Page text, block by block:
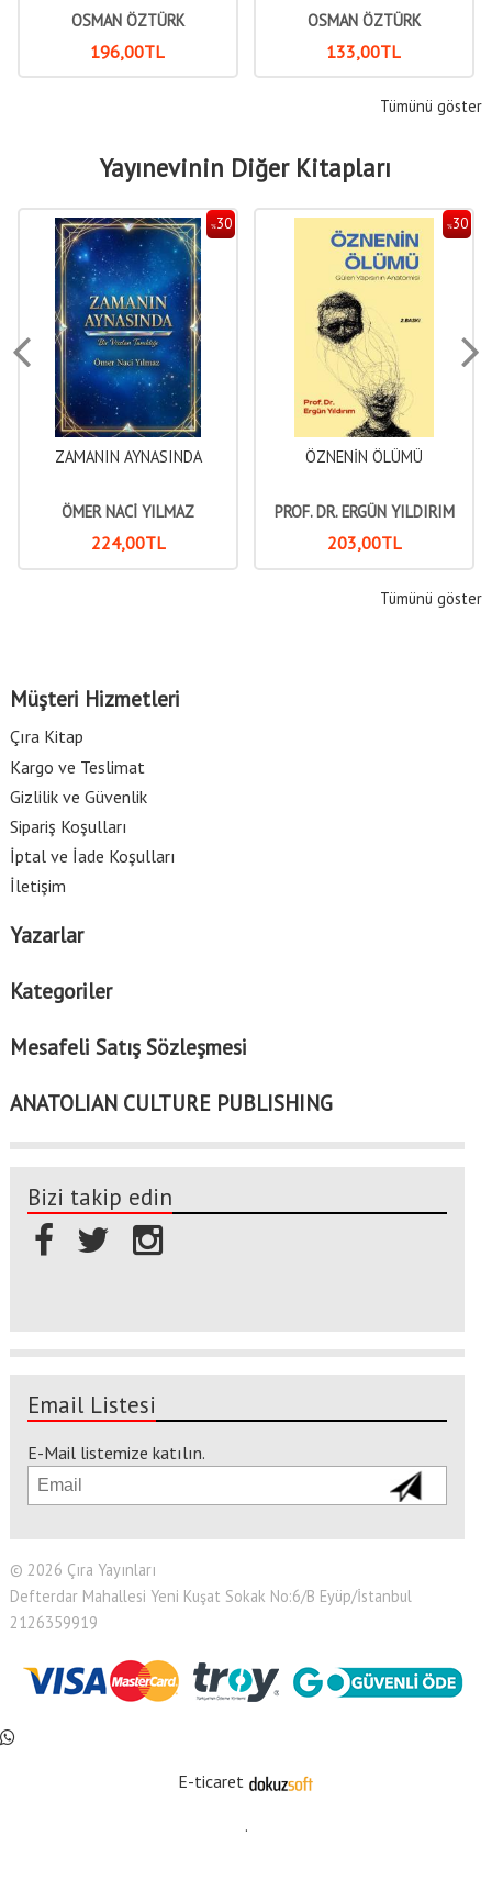
OSMAN ÖZTÜRK
196,00TL
OSMAN ÖZTÜRK
133,00TL
Tümünü göster
Yayınevinin Diğer Kitapları
%30
ZAMANIN AYNASINDA
ÖMER NACİ YILMAZ
224,00TL
%30
ÖZNENİN ÖLÜMÜ
PROF. DR. ERGÜN YILDIRIM
203,00TL
Tümünü göster
Müşteri Hizmetleri
Çıra Kitap
Kargo ve Teslimat
Gizlilik ve Güvenlik
Sipariş Koşulları
İptal ve İade Koşulları
İletişim
Yazarlar
Kategoriler
Mesafeli Satış Sözleşmesi
ANATOLIAN CULTURE PUBLISHING
Bizi takip edin
Email Listesi
E-Mail listemize katılın.
© 2026 Çıra Yayınları
Defterdar Mahallesi Yeni Kuşat Sokak No:6/B Eyüp/İstanbul
2126359919
E-ticaret
.